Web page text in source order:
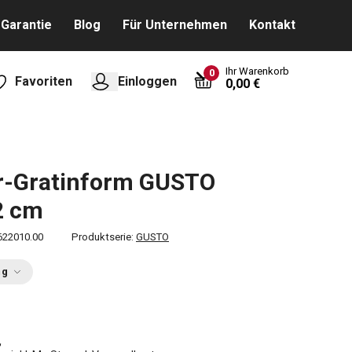
Garantie Blog Für Unternehmen Kontakt
Favoriten Einloggen
0 Ihr Warenkorb
0,00 €
Gratinform GUSTO
cm
Produktserie: GUSTO